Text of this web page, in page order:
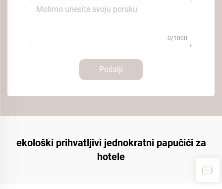
0/1000
Pošalji
ekološki prihvatljivi jednokratni papučići za
hotele